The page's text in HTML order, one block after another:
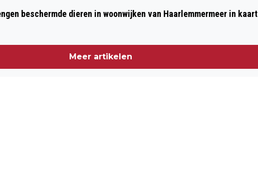
beschermde dieren in woonwijken van Haarlemmermeer in kaart
Meer artikelen